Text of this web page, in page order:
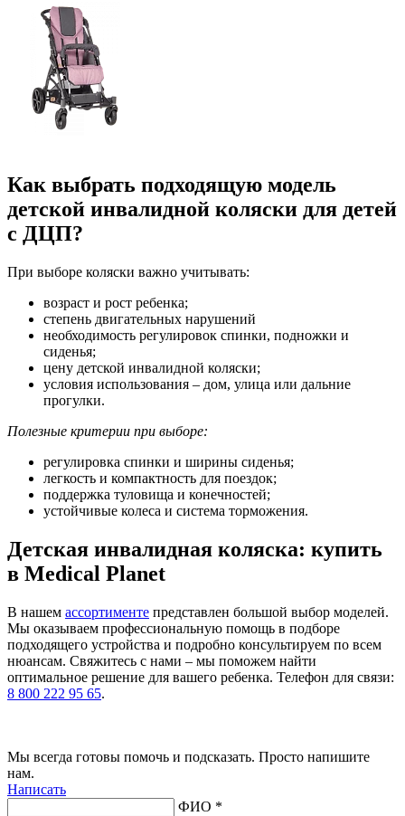
Как выбрать подходящую модель
детской инвалидной коляски для детей
с ДЦП?
При выборе коляски важно учитывать:
возраст и рост ребенка;
степень двигательных нарушений
необходимость регулировок спинки, подножки и
сиденья;
цену детской инвалидной коляски;
условия использования – дом, улица или дальние
прогулки.
Полезные критерии при выборе:
регулировка спинки и ширины сиденья;
легкость и компактность для поездок;
поддержка туловища и конечностей;
устойчивые колеса и система торможения.
Детская инвалидная коляска: купить
в Medical Planet
В нашем ассортименте представлен большой выбор моделей.
Мы оказываем профессиональную помощь в подборе
подходящего устройства и подробно консультируем по всем
нюансам. Свяжитесь с нами – мы поможем найти
оптимальное решение для вашего ребенка. Телефон для связи:
8 800 222 95 65.
Мы всегда готовы помочь и подсказать. Просто напишите
нам.
Написать
ФИО *